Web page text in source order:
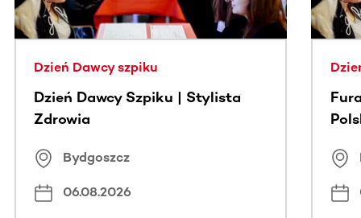
Dzień Dawcy szpiku
Dzień Dawcy Szpiku | Stylista
Zdrowia
Bydgoszcz
06.08.2026